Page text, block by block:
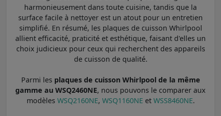
harmonieusement dans toute cuisine, tandis que la
surface facile à nettoyer est un atout pour un entretien
simplifié. En résumé, les plaques de cuisson Whirlpool
allient efficacité, praticité et esthétique, faisant d'elles un
choix judicieux pour ceux qui recherchent des appareils
de cuisson de qualité.
Parmi les plaques de cuisson Whirlpool de la même
gamme au WSQ2460NE, nous pouvons le comparer aux
modèles WSQ2160NE, WSQ1160NE et WSS8460NE.